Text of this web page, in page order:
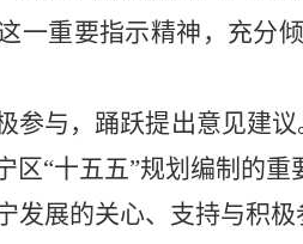
一重要指示精神，充分
参与，踊跃提出意见建
区“十五五”规划编制的重
发展的关心、支持与积极